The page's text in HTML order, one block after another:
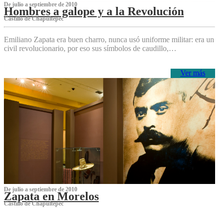
De julio a septiembre de 2010
Hombres a galope y a la Revolución
Castillo de Chapultepec
Emiliano Zapata era buen charro, nunca usó uniforme militar: era un
civil revolucionario, por eso sus símbolos de caudillo,…
Ver más
De julio a septiembre de 2010
Zapata en Morelos
Castillo de Chapultepec